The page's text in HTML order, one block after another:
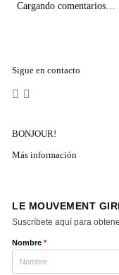
Cargando comentarios…
Sigue en contacto
BONJOUR!
Más información
LE MOUVEMENT
Suscríbete aquí para
Nombre *